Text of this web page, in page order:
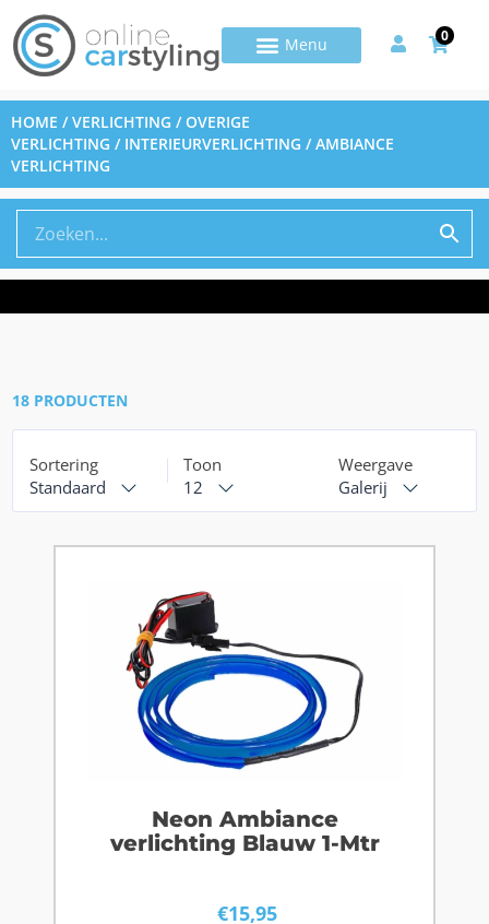
0
HOME /VERLICHTING /OVERIGE
VERLICHTING / INTERIEURVERLICHTING / AMBIANCE
VERLICHTING
18 PRODUCTEN
Sortering
Standaard
Toon
12
Weergave
Galerij
Neon Ambiance
verlichting Blauw 1-Mtr
€15,95